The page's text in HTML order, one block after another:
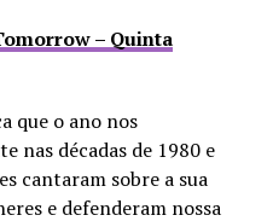
– Quinta
que o ano nos
nas décadas de 1980 e
cantaram sobre a sua
e defenderam nossa